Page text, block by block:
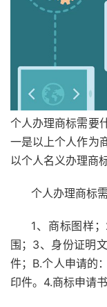
个人办理商标需要
一是以上个人作为
以个人名义办理商
个人办理商标
1、商标图样；
围；3、身份证明
件；B.个人申请的
印件。4.商标申请